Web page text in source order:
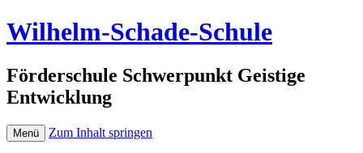
Wilhelm-Schade-Schule
Förderschule Schwerpunkt Geistige
Entwicklung
Menü Zum Inhalt springen